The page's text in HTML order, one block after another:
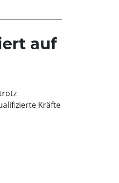
auf
Kräfte